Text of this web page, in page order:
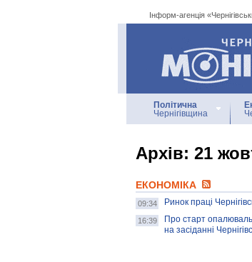
Інформ-агенція
Інформ-
Політична
Чернігівщина
Архiв: 21
ЕКОНОМІКА
09:34 Ринок праці
16:39
Про старт
на засіданні